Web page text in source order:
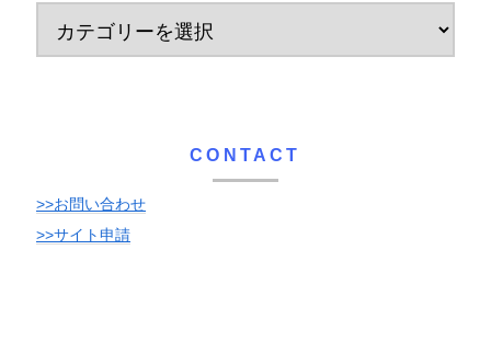
CONTACT
>>お問い合わせ
>>サイト申請